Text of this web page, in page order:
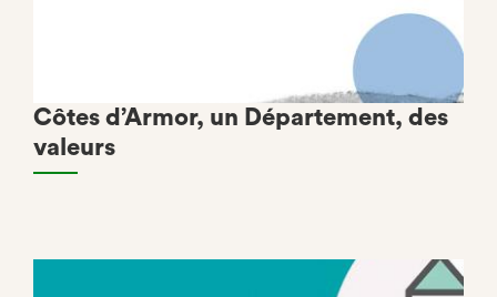
Côtes d’Armor, un Département, des
valeurs